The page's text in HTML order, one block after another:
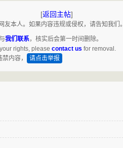
[返回主帖]
本人。如果内容违规或侵权，请告知我们。
我们联系，核实后会第一时间删除。
rights, please contact us for removal.
内容，
请点击举报